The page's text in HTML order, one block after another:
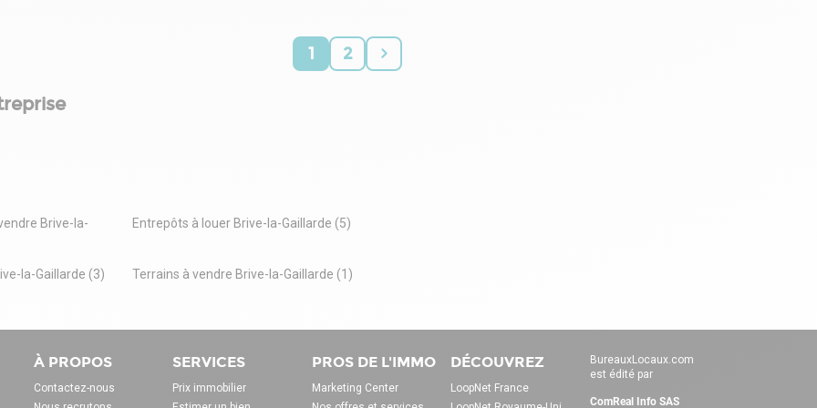
Contactez-nous dès maintenant pour organiser une visite et
Loyer annuel : 55 200€ hors taxes hors charges
informations sur les risques auxquels ce bien est exposé sont
1 2
Brive-la-
Entrepôts à louer Brive-la-Gaillarde (5)
la-Gaillarde (3) Terrains à vendre Brive-la-Gaillarde (1)
À PROPOS
Contactez-nous
SERVICES
Prix immobilier
PROS DE L'IMMO
Marketing Center
DÉCOUVREZ
LoopNet France
BureauxLocaux.com
est édité par
ComReal Info SAS